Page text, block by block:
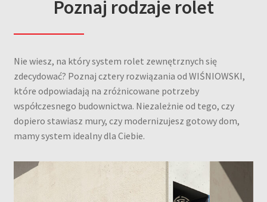
Poznaj rodzaje rolet
Nie wiesz, na który system rolet zewnętrznych się
zdecydować? Poznaj cztery rozwiązania od WIŚNIOWSKI,
które odpowiadają na zróżnicowane potrzeby
współczesnego budownictwa. Niezależnie od tego, czy
dopiero stawiasz mury, czy modernizujesz gotowy dom,
mamy system idealny dla Ciebie.